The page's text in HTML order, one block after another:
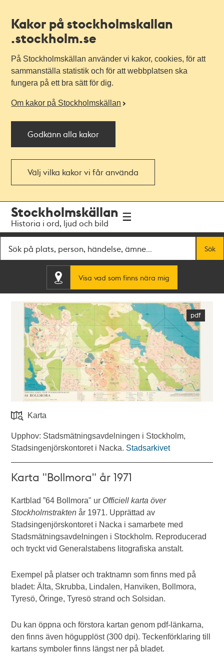
Kakor på stockholmskallan
.stockholm.se
På Stockholmskällan använder vi kakor, cookies, för att
sammanställa statistik och för att webbplatsen ska
fungera på ett bra sätt för dig.
Om kakor på Stockholmskällan
Godkänn alla kakor
Välj vilka kakor vi får använda
navigationen
huvudinnehållet
Stockholmskällan
Historia i ord, ljud och bild
Sök
Visa vad som finns nära mig
Karta
Upphov: Stadsmätningsavdelningen i Stockholm,
Stadsingenjörskontoret i Nacka. Stadsarkivet
Karta "Bollmora" år 1971
Kartblad ”64 Bollmora" ur Officiell karta över
Stockholmstraktenår 1971. Upprättad av
Stadsingenjörskontoret i Nacka i samarbete med
Stadsmätningsavdelningen i Stockholm. Reproducerad
och tryckt vid Generalstabens litografiska anstalt.
Exempel på platser och traktnamn som finns med på
bladet: Älta, Skrubba, Lindalen, Hanviken, Bollmora,
Tyresö, Öringe, Tyresö strand och Solsidan.
Du kan öppna och förstora kartan genom pdf-länkarna,
den finns även högupplöst (300 dpi). Teckenförklaring till
kartans symboler finns längst ner på bladet.